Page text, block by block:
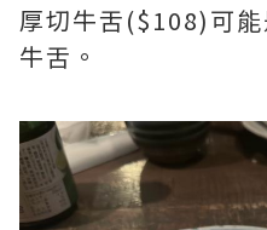
厚切牛舌($108)可
牛舌。